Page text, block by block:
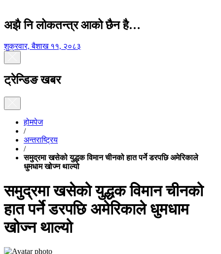
अझै नि लोकतन्त्र आको छैन है…
शुक्रवार, बैशाख ११, २०८३
ट्रेन्डिङ खबर
होमपेज
/
अन्तराष्ट्रिय
/
समुद्रमा खसेको युद्धक विमान चीनको हात पर्ने डरपछि अमेरिकाले
धुमधाम खोज्न थाल्यो
समुद्रमा खसेको युद्धक विमान चीनको
हात पर्ने डरपछि अमेरिकाले धुमधाम
खोज्न थाल्यो